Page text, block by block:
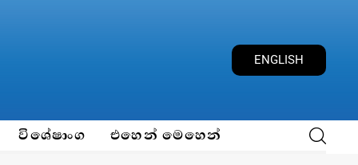
ENGLISH
විශේෂාංග එහෙන් මෙහෙන්